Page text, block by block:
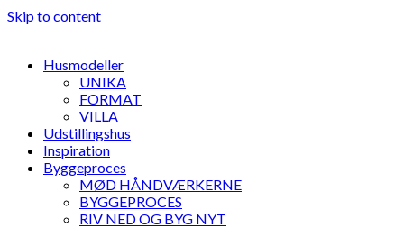
Skip to content
Husmodeller
UNIKA
FORMAT
VILLA
Udstillingshus
Inspiration
Byggeproces
MØD HÅNDVÆRKERNE
BYGGEPROCES
RIV NED OG BYG NYT